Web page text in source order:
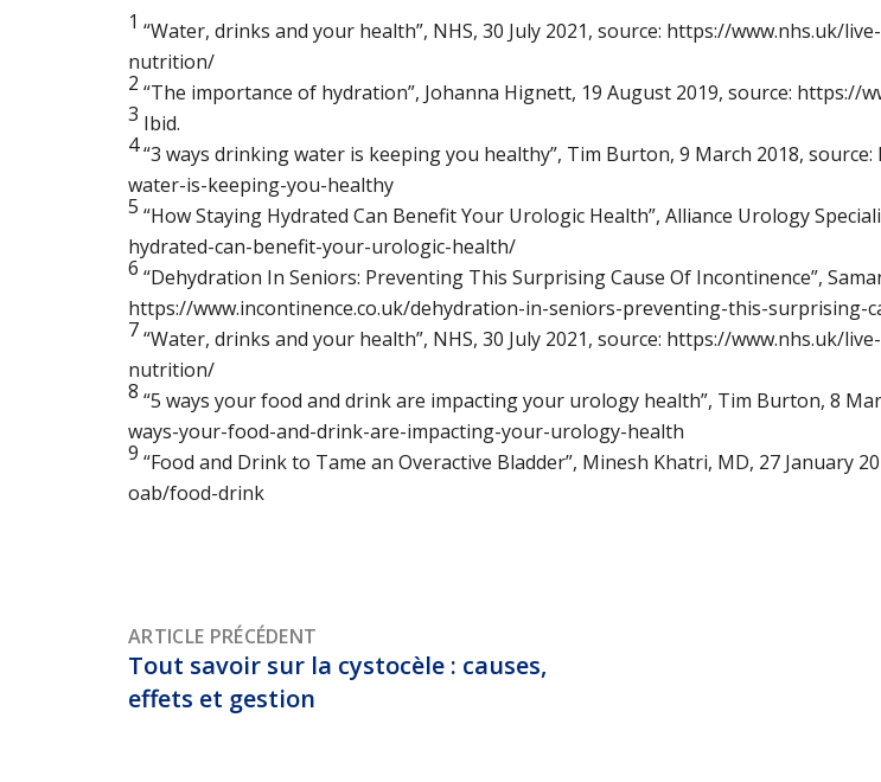
1 “Water, drinks and your health”, NHS, 30 July 2021, source: https://www.nhs.uk/
nutrition/
2 “The importance of hydration”, Johanna Hignett, 19 August 2019, source: https://
3 Ibid.
4“3 ways drinking water is keeping you healthy”, Tim Burton, 9 March 2018,
water-is-keeping-you-healthy
5 “How Staying Hydrated Can Benefit Your Urologic Health”, Alliance Urology
hydrated-can-benefit-your-urologic-health/
6 “Dehydration In Seniors: Preventing This Surprising Cause Of Incontinence”,
https://www.incontinence.co.uk/dehydration-in-seniors-preventing-this-surprising-
7“Water, drinks and your health”, NHS, 30 July 2021, source: https://www.nhs.uk/
nutrition/
8 “5 ways your food and drink are impacting your urology health”, Tim Burton, 8
ways-your-food-and-drink-are-impacting-your-urology-health
9 “Food and Drink to Tame an Overactive Bladder”, Minesh Khatri, MD, 27 January
oab/food-drink
ARTICLE PRÉCÉDENT
Tout savoir sur la cystocèle : causes,
effets et gestion